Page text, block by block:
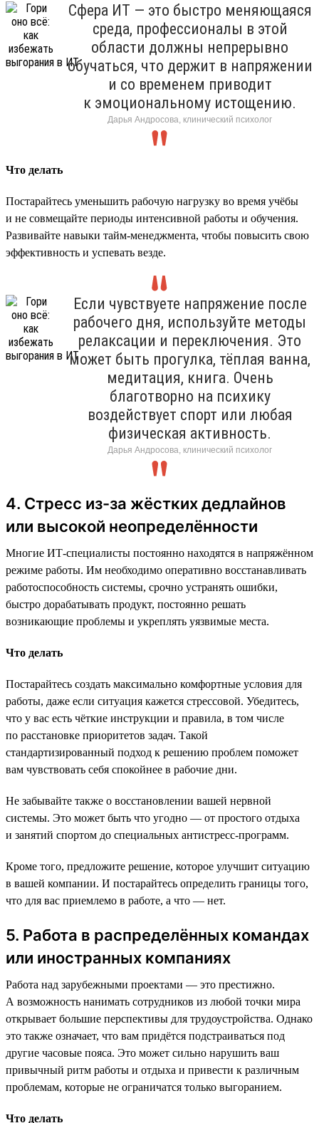
Сфера ИТ — это быстро меняющаяся
среда, профессионалы в этой
области должны непрерывно
обучаться, что держит в напряжении
и со временем приводит
к эмоциональному истощению.
Дарья Андросова, клинический психолог
Что делать
Постарайтесь уменьшить рабочую нагрузку во время учёбы
и не совмещайте периоды интенсивной работы и обучения.
Развивайте навыки тайм-менеджмента, чтобы повысить свою
эффективность и успевать везде.
Если чувствуете напряжение после
рабочего дня, используйте методы
релаксации и переключения. Это
может быть прогулка, тёплая ванна,
медитация, книга. Очень
благотворно на психику
воздействует спорт или любая
физическая активность.
Дарья Андросова, клинический психолог
4. Стресс из-за жёстких дедлайнов
или высокой неопределённости
Многие ИТ-специалисты постоянно находятся в напряжённом
режиме работы. Им необходимо оперативно восстанавливать
работоспособность системы, срочно устранять ошибки,
быстро дорабатывать продукт, постоянно решать
возникающие проблемы и укреплять уязвимые места.
Что делать
Постарайтесь создать максимально комфортные условия для
работы, даже если ситуация кажется стрессовой. Убедитесь,
что у вас есть чёткие инструкции и правила, в том числе
по расстановке приоритетов задач. Такой
стандартизированный подход к решению проблем поможет
вам чувствовать себя спокойнее в рабочие дни.
Не забывайте также о восстановлении вашей нервной
системы. Это может быть что угодно — от простого отдыха
и занятий спортом до специальных антистресс-программ.
Кроме того, предложите решение, которое улучшит ситуацию
в вашей компании. И постарайтесь определить границы того,
что для вас приемлемо в работе, а что — нет.
5. Работа в распределённых командах
или иностранных компаниях
Работа над зарубежными проектами — это престижно.
А возможность нанимать сотрудников из любой точки мира
открывает большие перспективы для трудоустройства. Однако
это также означает, что вам придётся подстраиваться под
другие часовые пояса. Это может сильно нарушить ваш
привычный ритм работы и отдыха и привести к различным
проблемам, которые не ограничатся только выгоранием.
Что делать